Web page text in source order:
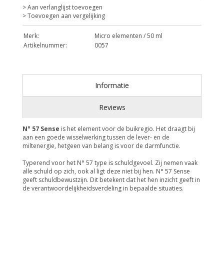
> Aan verlanglijst toevoegen
> Toevoegen aan vergelijking
Merk:
Micro elementen / 50 ml
Artikelnummer:
0057
Informatie
Reviews
N° 57 Sense is het element voor de buikregio. Het draagt bij
aan een goede wisselwerking tussen de lever- en de
miltenergie, hetgeen van belang is voor de darmfunctie.
Typerend voor het N° 57 type is schuldgevoel. Zij nemen vaak
alle schuld op zich, ook al ligt deze niet bij hen. N° 57 Sense
geeft schuldbewustzijn. Dit betekent dat het hen inzicht geeft in
de verantwoordelijkheidsverdeling in bepaalde situaties.